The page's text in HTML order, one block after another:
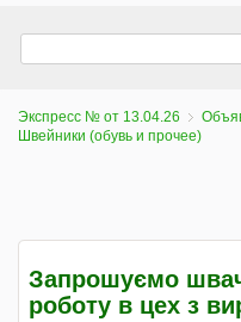
Экспресс № от 13.04.26
Швейники (обувь и прочее)
Запрошуємо
роботу в цех з